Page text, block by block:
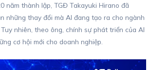
thành lập, TGĐ Takayuki Hirano đã
những thay đổi mà AI đang tạo ra cho ngành
nhiên, theo ông, chính sự phát triển của AI
cơ hội mới cho doanh nghiệp.